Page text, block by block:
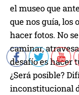
e
a
u
d
i
o
el museo que
que nos guía, los
hacer fotos. No
caminar,
desafío es hacer
¿Será posible?
inconstitucional